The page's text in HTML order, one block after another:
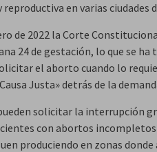
reproductiva en varias ciudades
de 2022 la Corte
24 de gestación, lo que se ha
el aborto cuando lo
Justa» detrás de la
solicitar la interrupción
con abortos
produciendo en zonas